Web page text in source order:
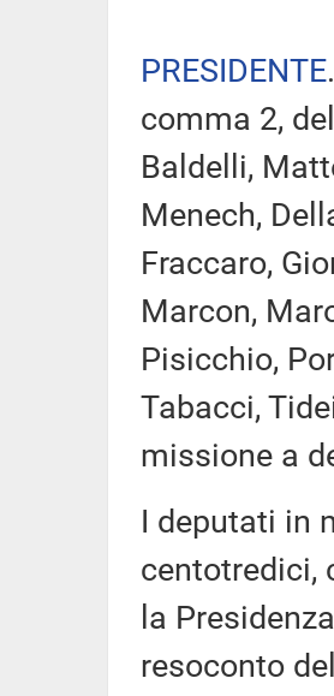
PRESIDENTE
comma 2,
Baldelli,
Menech,
Fraccaro,
Marcon,
Pisicchio,
Tabacci,
missione a
I deputati in
centotredici,
la
resoconto